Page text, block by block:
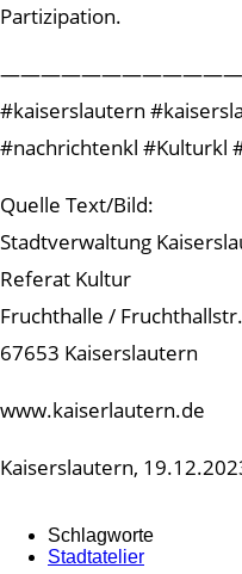
Partizipation.
#kaiserslautern
#nachrichtenkl #Kulturkl
Quelle Text/Bild:
Stadtverwaltung
Referat Kultur
Fruchthalle /
67653 Kaiserslautern
www.kaiserlautern.de
Kaiserslautern,
Schlagworte
Stadtatelier